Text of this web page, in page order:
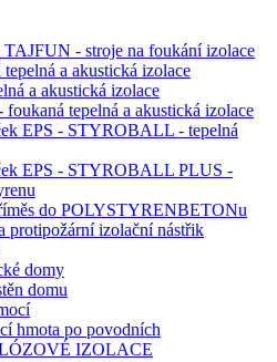
- stroje na foukání izolace
a akustická izolace
a akustická izolace
tepelná a akustická izolace
EPS - STYROBALL - tepelná
EPS - STYROBALL PLUS -
do POLYSTYRENBETONu
izolační nástřik
domy
domu
hmota po povodních
IZOLACE